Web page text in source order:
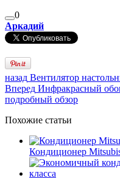
0
Аркадий
назад Вентилятор
Вперед Инфракрасный
подробный обзор
Похожие статьи
Кондиционер